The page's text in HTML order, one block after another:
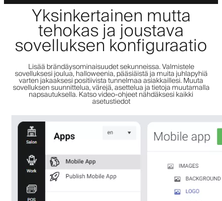
Yksinkertainen mutta
tehokas ja joustava
sovelluksen konfiguraatio
Lisää brändäysominaisuudet sekunneissa. Valmistele
sovelluksesi joulua, halloweenia, pääsiäistä ja muita juhlapyhiä
varten jakaaksesi positiivista tunnelmaa asiakkaillesi. Muuta
sovelluksen suunnittelua, värejä, asettelua ja tietoja muutamalla
napsautuksella. Katso video-ohjeet nähdäksesi kaikki
asetustiedot